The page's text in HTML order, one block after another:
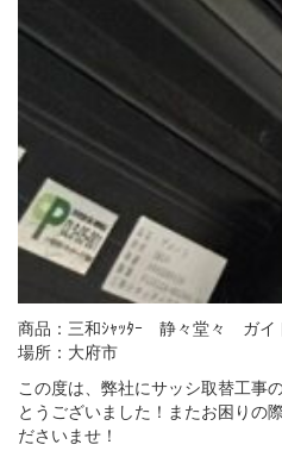
商品：三和ｼｬｯﾀｰ 静々堂々 ガ
場所：大府市
この度は、弊社にサッシ取替工事
とうございました！またお困りの
ださいませ！